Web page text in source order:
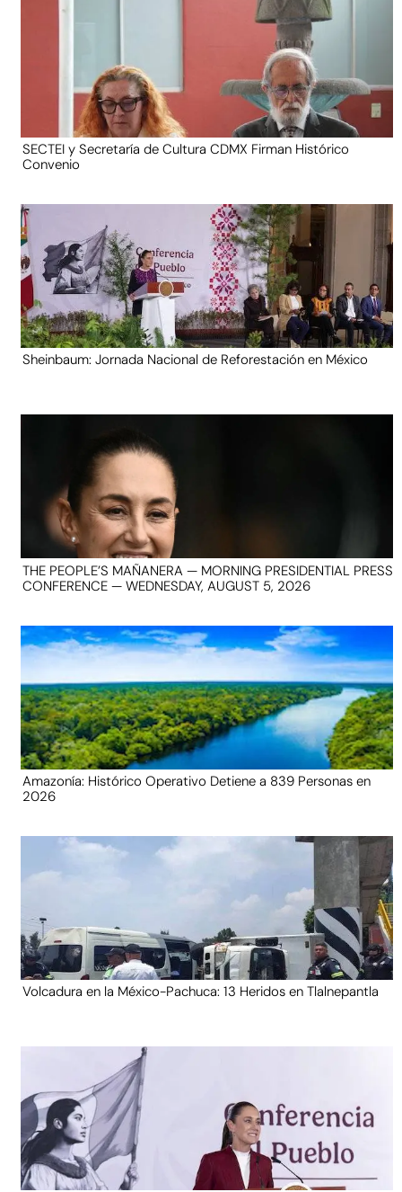
SECTEI y Secretaría de Cultura CDMX Firman Histórico
Convenio
Sheinbaum: Jornada Nacional de Reforestación en México
THE PEOPLE’S MAÑANERA — MORNING PRESIDENTIAL PRESS
CONFERENCE — WEDNESDAY, AUGUST 5, 2026
Amazonía: Histórico Operativo Detiene a 839 Personas en
2026
Volcadura en la México-Pachuca: 13 Heridos en Tlalnepantla